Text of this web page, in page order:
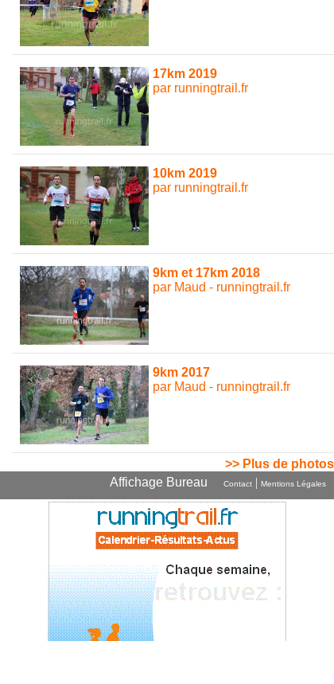
17km 2019
par runningtrail.fr
10km 2019
par runningtrail.fr
9km et 17km 2018
par Maud - runningtrail.fr
9km 2017
par Maud - runningtrail.fr
>> Plus de photos
Affichage Bureau
Contact | Mentions Légales